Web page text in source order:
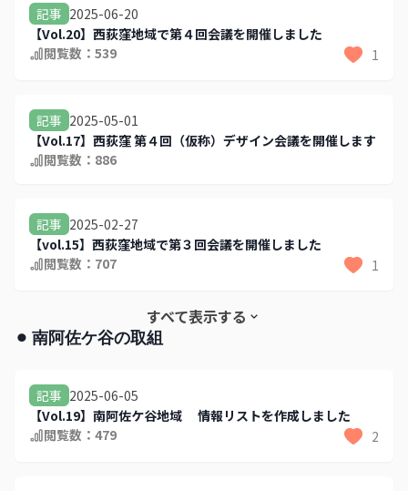
記事 2025-06-20
【Vol.20】西荻窪地域で第４回会議を開催しました
閲覧数： 539 1
記事 2025-05-01
【Vol.17】西荻窪 第４回（仮称）デザイン会議を開催します
閲覧数： 886
記事 2025-02-27
【vol.15】西荻窪地域で第３回会議を開催しました
閲覧数： 707 1
すべて表示する
⚫︎ 南阿佐ケ谷の取組
記事 2025-06-05
【Vol.19】南阿佐ケ谷地域 情報リストを作成しました
閲覧数： 479 2